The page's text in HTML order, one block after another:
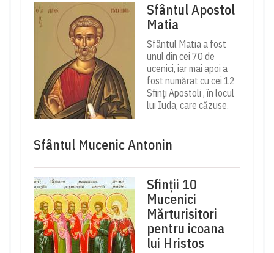
Sfântul Apostol
Matia
Sfântul Matia a fost
unul din cei 70 de
ucenici, iar mai apoi a
fost numărat cu cei 12
Sfinți Apostoli , în locul
lui Iuda, care căzuse.
Sfântul Mucenic Antonin
Sfinții 10
Mucenici
Mărturisitori
pentru icoana
lui Hristos